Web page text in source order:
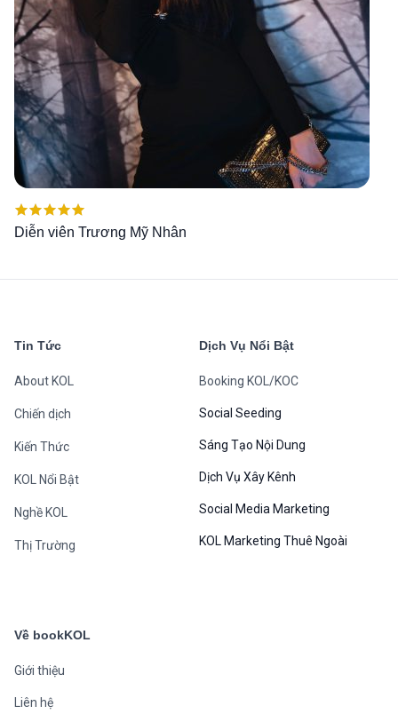
Diễn viên Trương Mỹ Nhân
Được xếp
Tin Tức
About KOL
Chiến dịch
Kiến Thức
KOL Nổi Bật
Nghề KOL
Thị Trường
Dịch Vụ Nổi Bật
Booking KOL/KOC
Social Seeding
Sáng Tạo Nội Dung
Dịch Vụ Xây Kênh
Social Media Marketing
KOL Marketing Thuê Ngoài
Về bookKOL
Giới thiệu
Liên hệ